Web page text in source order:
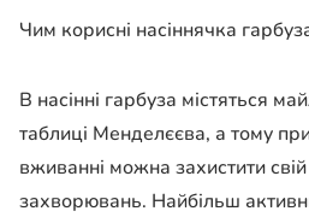
Чим корисні насіннячка
В насінні гарбуза містяться
таблиці Менделєєва, а тому
вживанні можна захистити
захворювань. Найбільш